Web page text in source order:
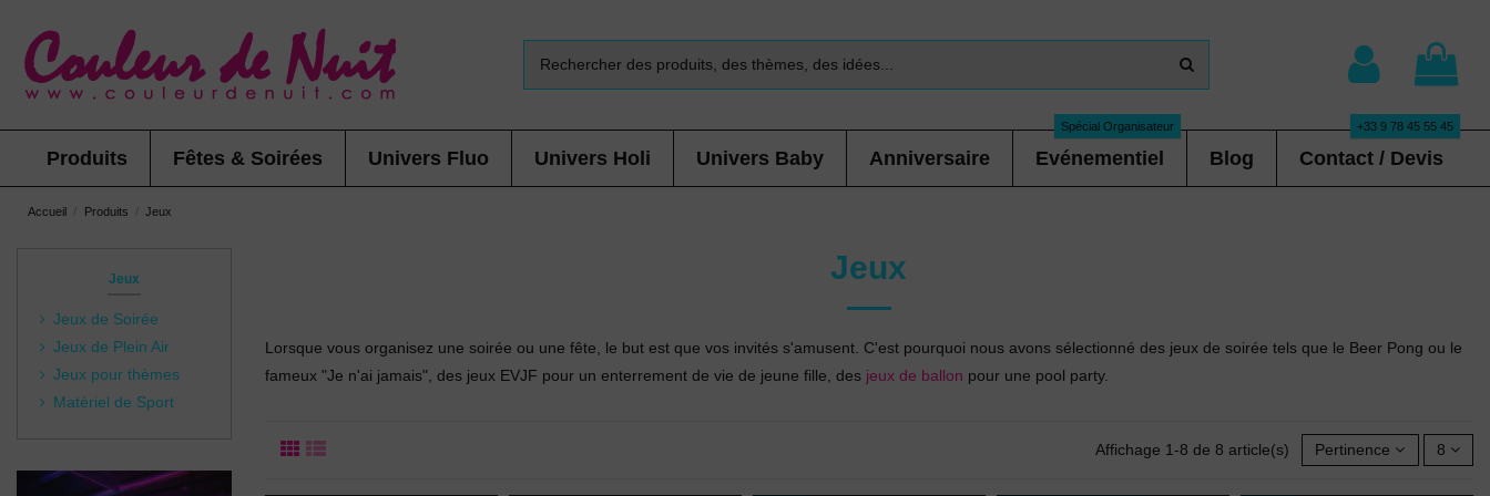
Produits Fêtes & Soirées Univers Fluo Univers Holi Univers Baby Anniversaire Evénementiel
Spécial Organisateur
Blog Contact / Devis
+33 9 78 45 55 45
Accueil Produits Jeux
Jeux
Lorsque vous organisez une soirée ou une fête, le but est que vos invités s'amusent. C'est pourquoi nous avons sélectionné des jeux de soirée tels que le Beer Pong ou le
fameux "Je n'ai jamais", des jeux EVJF pour un enterrement de vie de jeune fille, des jeux de ballon pour une pool party.
Affichage 1-8 de 8 article(s) Pertinence 8
Jeux
Jeux de Soirée
Jeux de Plein Air
Jeux pour thèmes
Matériel de Sport